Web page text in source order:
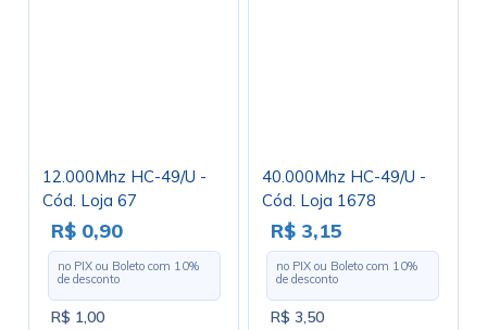
12.000Mhz HC-49/U -
Cód. Loja 67
R$ 0,90
no PIX ou Boleto com 10%
de desconto
R$ 1,00
40.000Mhz HC-49/U -
Cód. Loja 1678
R$ 3,15
no PIX ou Boleto com 10%
de desconto
R$ 3,50